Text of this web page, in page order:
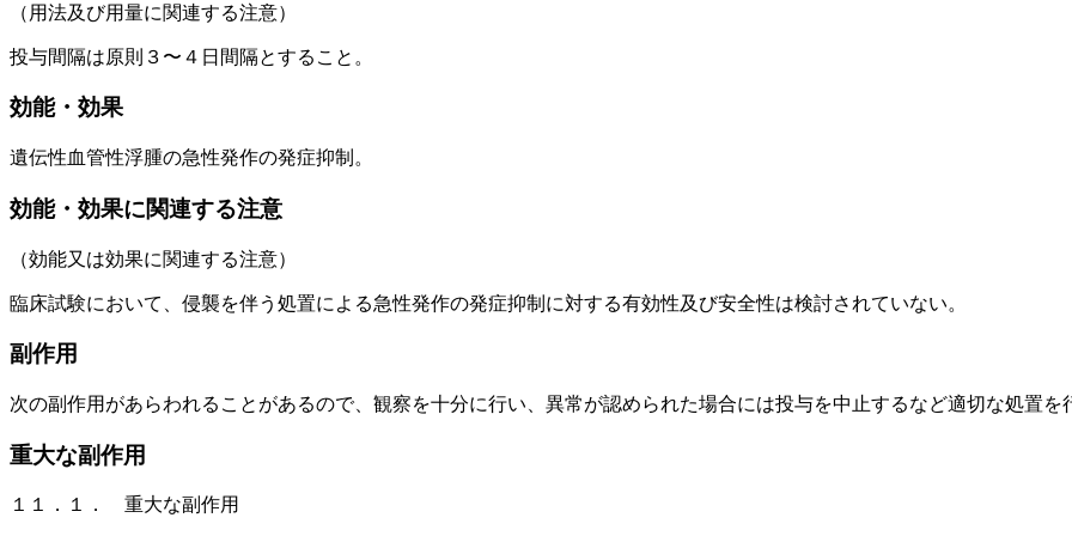
（用法及び用量に関連する注意）
投与間隔は原則３〜４日間隔とすること。
効能・効果
遺伝性血管性浮腫の急性発作の発症抑制。
効能・効果に関連する注意
（効能又は効果に関連する注意）
臨床試験において、侵襲を伴う処置による急性発作の発症抑制に対する有効性及び安全性は検討されていない。
副作用
次の副作用があらわれることがあるので、観察を十分に行い、異常が認められた場合には投与を中止するなど適切な処置を
重大な副作用
１１．１． 重大な副作用